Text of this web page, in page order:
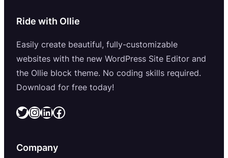
Ride with Ollie
Easily create beautiful, fully-customizable
websites with the new WordPress Site Editor and
the Ollie block theme. No coding skills required.
Download for free today!
Twitter InstagramLinkedIn Facebook
Company